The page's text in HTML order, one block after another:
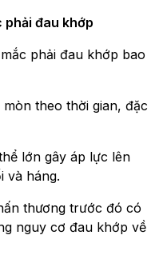
phải đau khớp
phải đau khớp bao
theo thời gian, đặc
lớn gây áp lực lên
và háng.
thương trước đó có
nguy cơ đau khớp về